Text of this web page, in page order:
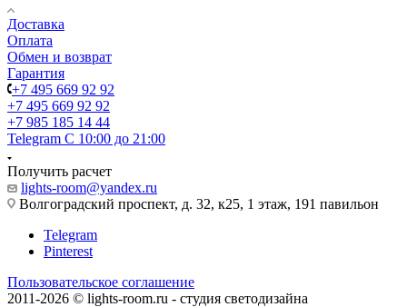
Доставка
Оплата
Обмен и возврат
Гарантия
+7 495 669 92 92
+7 495 669 92 92
+7 985 185 14 44
Telegram С 10:00 до 21:00
Получить расчет
lights-room@yandex.ru
Волгоградский проспект, д. 32, к25, 1 этаж, 191 павильон
Telegram
Pinterest
Пользовательское соглашение
2011-2026 © lights-room.ru - студия светодизайна